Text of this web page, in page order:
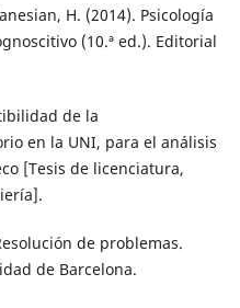
H. (2014). Psicología
(10.ª ed.). Editorial
de la
en la UNI, para el análisis
[Tesis de licenciatura,
de problemas.
de Barcelona.